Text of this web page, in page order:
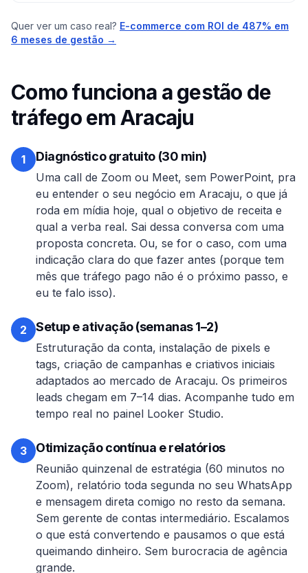
Quer ver um caso real? E-commerce com ROI de 487% em
6 meses de gestão →
Como funciona a gestão de
tráfego emAracaju
1 Diagnóstico gratuito (30 min)
Uma call de Zoom ou Meet, sem PowerPoint, pra
eu entender o seu negócio em Aracaju, o que já
roda em mídia hoje, qual o objetivo de receita e
qual a verba real. Sai dessa conversa com uma
proposta concreta. Ou, se for o caso, com uma
indicação clara do que fazer antes (porque tem
mês que tráfego pago não é o próximo passo, e
eu te falo isso).
2 Setup e ativação (semanas 1–2)
Estruturação da conta, instalação de pixels e
tags, criação de campanhas e criativos iniciais
adaptados ao mercado de Aracaju. Os primeiros
leads chegam em 7–14 dias. Acompanhe tudo em
tempo real no painel Looker Studio.
3 Otimização contínua e relatórios
Reunião quinzenal de estratégia (60 minutos no
Zoom), relatório toda segunda no seu WhatsApp
e mensagem direta comigo no resto da semana.
Sem gerente de contas intermediário. Escalamos
o que está convertendo e pausamos o que está
queimando dinheiro. Sem burocracia de agência
grande.